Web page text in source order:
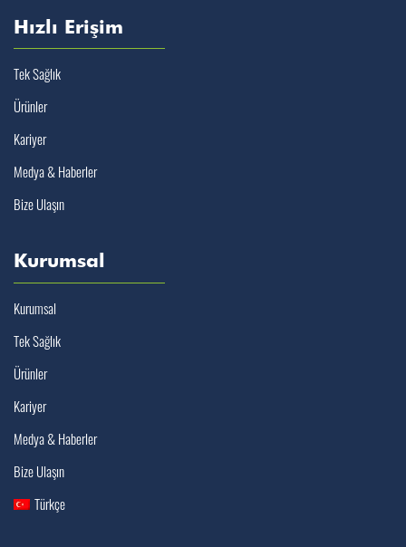
Hızlı Erişim
Tek Sağlık
Ürünler
Kariyer
Medya & Haberler
Bize Ulaşın
Kurumsal
Kurumsal
Tek Sağlık
Ürünler
Kariyer
Medya & Haberler
Bize Ulaşın
Türkçe